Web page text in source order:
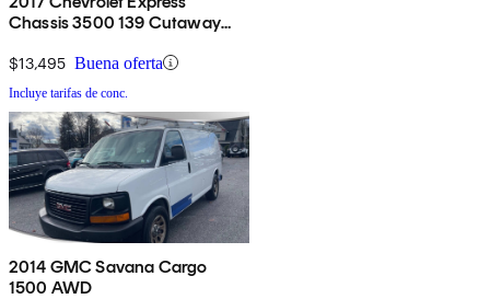
Chassis 3500 139 Cutaway
$13,495 Buena oferta
Incluye tarifas de conc.
2014 GMC Savana Cargo
1500 AWD